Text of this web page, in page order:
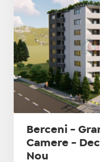
Berceni -
Camere -
Nou